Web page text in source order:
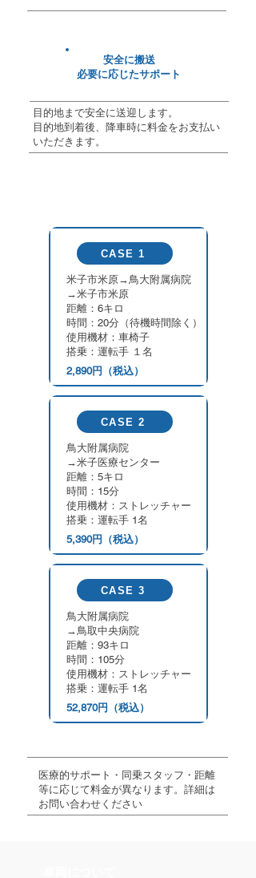
安全に搬送
​必要に応じたサポート
目的地まで安全に送迎します。
​目的地到着後、降車時に料金をお支払い
いただきます。
CASE 1
​米子市米原→鳥大附属病院
​→米子市米原
距離：6キロ
時間：20分（待機時間除く）
使用機材：車椅子
​搭乗：運転手 １名
2,890円（税込）
CASE 2
​鳥大附属病院
→米子医療センター
距離：5キロ
時間：15分
使用機材：ストレッチャー
​搭乗：運転手 1名
5,390円（税込）
CASE 3
​鳥大附属病院
​→鳥取中央病院
距離：93キロ
時間：105分
使用機材：ストレッチャー
​搭乗：運転手 1名
52,870円（税込）
医療的サポート・同乗スタッフ・距離
等に応じて料金が異なります。詳細は
お問い合わせください